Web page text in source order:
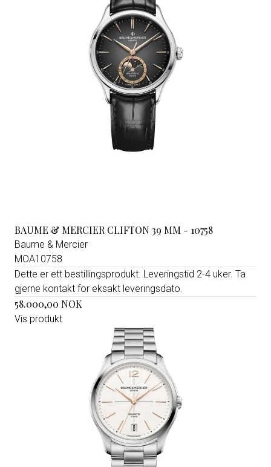
BAUME & MERCIER CLIFTON 39 MM - 10758
Baume & Mercier
MOA10758
Dette er ett bestillingsprodukt. Leveringstid 2-4 uker. Ta
gjerne kontakt for eksakt leveringsdato.
58.000,00 NOK
Vis produkt